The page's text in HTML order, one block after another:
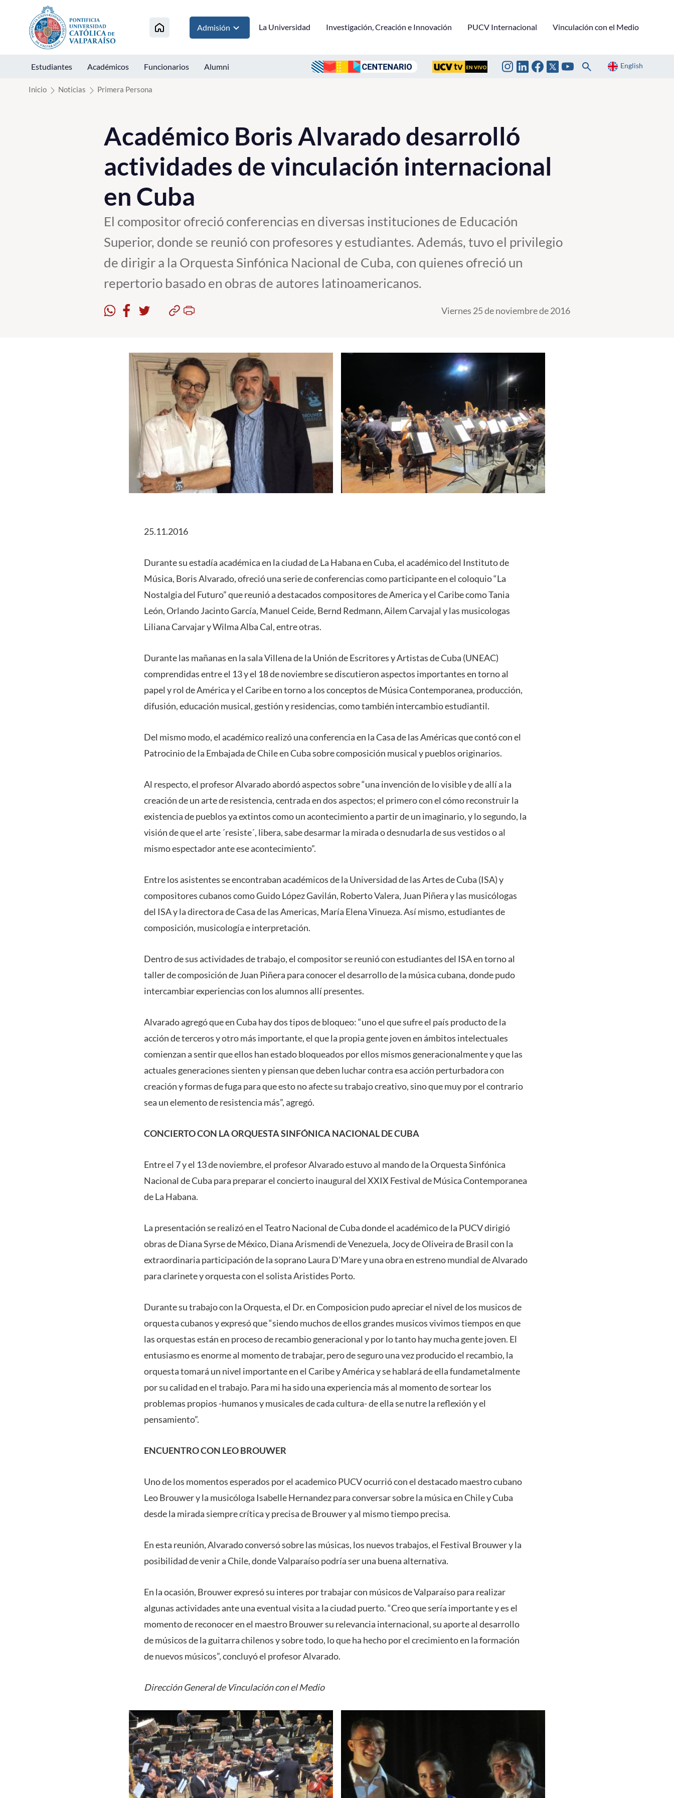
Click acá para ir directamente al contenido
Admisión La Universidad Investigación, Creación e Innovación PUCV Internacional Vinculación con el Medio
Estudiantes Académicos Funcionarios Alumni English
Inicio Noticias Primera Persona
Académico Boris Alvarado desarrolló
actividades de vinculación internacional
en Cuba
El compositor ofreció conferencias en diversas instituciones de Educación
Superior, donde se reunió con profesores y estudiantes. Además, tuvo el privilegio
de dirigir a la Orquesta Sinfónica Nacional de Cuba, con quienes ofreció un
repertorio basado en obras de autores latinoamericanos.
Viernes 25 de noviembre de 2016
25.11.2016
Durante su estadía académica en la ciudad de La Habana en Cuba, el académico del Instituto de
Música, Boris Alvarado, ofreció una serie de conferencias como participante en el coloquio “La
Nostalgia del Futuro” que reunió a destacados compositores de America y el Caribe como Tania
León, Orlando Jacinto García, Manuel Ceide, Bernd Redmann, Ailem Carvajal y las musicologas
Liliana Carvajar y Wilma Alba Cal, entre otras.
Durante las mañanas en la sala Villena de la Unión de Escritores y Artistas de Cuba (UNEAC)
comprendidas entre el 13 y el 18 de noviembre se discutieron aspectos importantes en torno al
papel y rol de América y el Caribe en torno a los conceptos de Música Contemporanea, producción,
difusión, educación musical, gestión y residencias, como también intercambio estudiantil.
Del mismo modo, el académico realizó una conferencia en la Casa de las Américas que contó con el
Patrocinio de la Embajada de Chile en Cuba sobre composición musical y pueblos originarios.
Al respecto, el profesor Alvarado abordó aspectos sobre “una invención de lo visible y de allí a la
creación de un arte de resistencia, centrada en dos aspectos; el primero con el cómo reconstruir la
existencia de pueblos ya extintos como un acontecimiento a partir de un imaginario, y lo segundo, la
visión de que el arte ´resiste´, libera, sabe desarmar la mirada o desnudarla de sus vestidos o al
mismo espectador ante ese acontecimiento”.
Entre los asistentes se encontraban académicos de la Universidad de las Artes de Cuba (ISA) y
compositores cubanos como Guido López Gavilán, Roberto Valera, Juan Piñera y las musicólogas
del ISA y la directora de Casa de las Americas, María Elena Vinueza. Así mismo, estudiantes de
composición, musicología e interpretación.
Dentro de sus actividades de trabajo, el compositor se reunió con estudiantes del ISA en torno al
taller de composición de Juan Piñera para conocer el desarrollo de la música cubana, donde pudo
intercambiar experiencias con los alumnos allí presentes.
Alvarado agregó que en Cuba hay dos tipos de bloqueo: “uno el que sufre el país producto de la
acción de terceros y otro más importante, el que la propia gente joven en ámbitos intelectuales
comienzan a sentir que ellos han estado bloqueados por ellos mismos generacionalmente y que las
actuales generaciones sienten y piensan que deben luchar contra esa acción perturbadora con
creación y formas de fuga para que esto no afecte su trabajo creativo, sino que muy por el contrario
sea un elemento de resistencia más”, agregó.
CONCIERTO CON LA ORQUESTA SINFÓNICA NACIONAL DE CUBA
Entre el 7 y el 13 de noviembre, el profesor Alvarado estuvo al mando de la Orquesta Sinfónica
Nacional de Cuba para preparar el concierto inaugural del XXIX Festival de Música Contemporanea
de La Habana.
La presentación se realizó en el Teatro Nacional de Cuba donde el académico de la PUCV dirigió
obras de Diana Syrse de México, Diana Arismendi de Venezuela, Jocy de Oliveira de Brasil con la
extraordinaria participación de la soprano Laura D’Mare y una obra en estreno mundial de Alvarado
para clarinete y orquesta con el solista Aristides Porto.
Durante su trabajo con la Orquesta, el Dr. en Composicion pudo apreciar el nivel de los musicos de
orquesta cubanos y expresó que “siendo muchos de ellos grandes musicos vivimos tiempos en que
las orquestas están en proceso de recambio generacional y por lo tanto hay mucha gente joven. El
entusiasmo es enorme al momento de trabajar, pero de seguro una vez producido el recambio, la
orquesta tomará un nivel importante en el Caribe y América y se hablará de ella fundametalmente
por su calidad en el trabajo. Para mi ha sido una experiencia más al momento de sortear los
problemas propios -humanos y musicales de cada cultura- de ella se nutre la reflexión y el
pensamiento”.
ENCUENTRO CON LEO BROUWER
Uno de los momentos esperados por el academico PUCV ocurrió con el destacado maestro cubano
Leo Brouwer y la musicóloga Isabelle Hernandez para conversar sobre la música en Chile y Cuba
desde la mirada siempre crítica y precisa de Brouwer y al mismo tiempo precisa.
En esta reunión, Alvarado conversó sobre las músicas, los nuevos trabajos, el Festival Brouwer y la
posibilidad de venir a Chile, donde Valparaíso podría ser una buena alternativa.
En la ocasión, Brouwer expresó su interes por trabajar con músicos de Valparaíso para realizar
algunas actividades ante una eventual visita a la ciudad puerto. “Creo que sería importante y es el
momento de reconocer en el maestro Brouwer su relevancia internacional, su aporte al desarrollo
de músicos de la guitarra chilenos y sobre todo, lo que ha hecho por el crecimiento en la formación
de nuevos músicos”, concluyó el profesor Alvarado.
Dirección General de Vinculación con el Medio